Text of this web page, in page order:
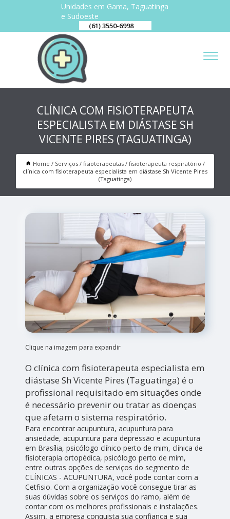
Unidades em Gama, Taguatinga
e Sudoeste
(61) 3550-6998
CLÍNICA COM FISIOTERAPEUTA
ESPECIALISTA EM DIÁSTASE SH
VICENTE PIRES (TAGUATINGA)
Home Serviços fisioterapeutas
fisioterapeuta respiratório
clínica com fisioterapeuta especialista em diástase Sh Vicente Pires
(Taguatinga)
Clique na imagem para expandir
O clínica com fisioterapeuta especialista em
diástase Sh Vicente Pires (Taguatinga) é o
profissional requisitado em situações onde
é necessário prevenir ou tratar as doenças
que afetam o sistema respiratório.
Para encontrar acupuntura, acupuntura para
ansiedade, acupuntura para depressão e acupuntura
em Brasília, psicólogo clínico perto de mim, clínica de
fisioterapia ortopédica, psicólogo perto de mim,
entre outras opções de serviços do segmento de
CLÍNICAS - ACUPUNTURA, você pode contar com a
Cetfisio. Com a organização você consegue tirar as
suas dúvidas sobre os serviços do ramo, além de
contar com os melhores profissionais e instalações.
Assim, a empresa conquista sua confiança e sua